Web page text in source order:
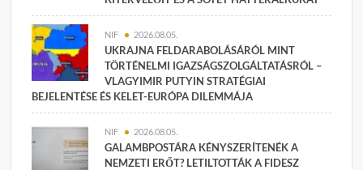
NIF 2026.08.05.
UKRAJNA FELDARABOLÁSÁRÓL MINT
TÖRTÉNELMI IGAZSÁGSZOLGÁLTATÁSRÓL –
VLAGYIMIR PUTYIN STRATÉGIAI
BEJELENTÉSE ÉS KELET-EURÓPA DILEMMÁJA
NIF 2026.08.05.
GALAMBPOSTÁRA KÉNYSZERÍTENÉK A
NEMZETI ERŐT? LETILTOTTÁK A FIDESZ